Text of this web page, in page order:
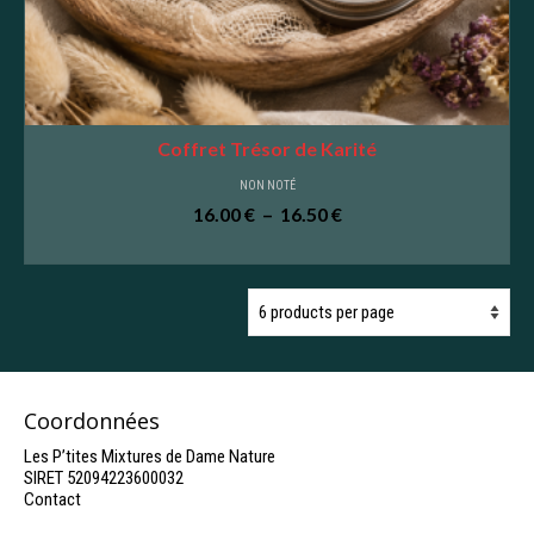
Coffret Trésor de Karité
NON NOTÉ
16.00€ – 16.50€Plage
16.50 €
produit
a
plusieurs
choisies
Coordonnées
Les P’tites Mixtures de Dame Nature
SIRET 52094223600032
Contact